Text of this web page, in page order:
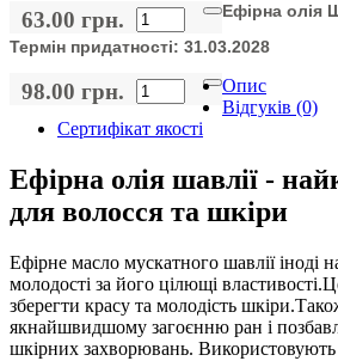
63.00 грн.
Ефірна олія
Термін придатності: 31.03.2028
98.00 грн.
Опис
Відгуків (0)
Сертифікат якості
Ефірна олія шавлії -
для волосся та шкіри
Ефірне масло мускатного шавлії іноді
молодості за його цілющі
зберегти красу та молодість
якнайшвидшому загоєнню ран і
шкірних захворювань. Використовують